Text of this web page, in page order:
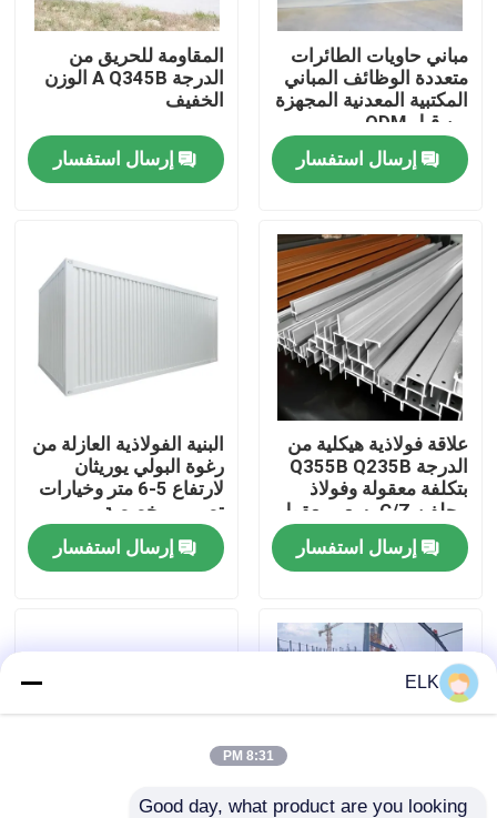
المنزل
المنتجات
حولنا
جولة في المصنع
مراقبة الجودة
اتصل بنا
القضايا
مستودع الهيكل الصلب
مباني حاويات الطائرات
متعددة الوظائف المباني
المكتبية المعدنية المجهزة
من قبل ODM
إرسال استفسار
المقاومة للحريق من
الدرجة A Q345B الوزن
الخفيف
إرسال استفسار
علاقة فولاذية هيكلية من
الدرجة Q355B Q235B
بتكلفة معقولة وفولاذ
مجلفن C/Z بسعر معقول
إرسال استفسار
البنية الفولاذية العازلة من
رغوة البولي يوريثان
لارتفاع 5-6 متر وخيارات
تصميم مخصصة
إرسال استفسار
ELK
8:31 PM
Good day, what product are you looking